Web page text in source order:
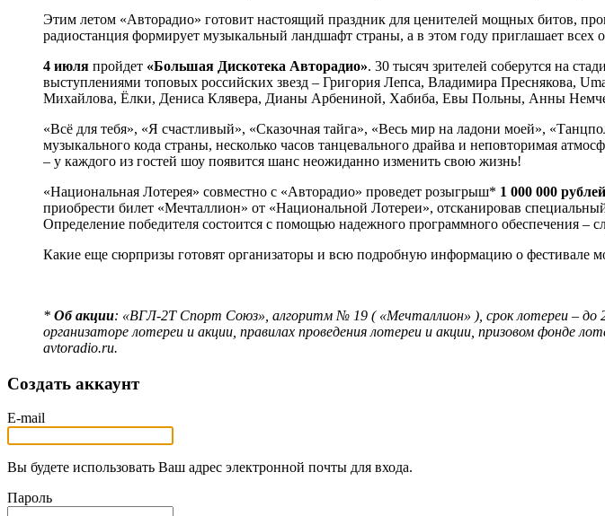
Этим летом «Авторадио» готовит настоящий праздник для ценителей мощных битов,
радиостанция формирует музыкальный ландшафт страны, а в этом году приглашает всех
4 июля пройдет «Большая Дискотека Авторадио». 30 тысяч зрителей соберутся на
выступлениями топовых российских звезд – Григория Лепса, Владимира Преснякова,
Михайлова, Ёлки, Дениса Клявера, Дианы Арбениной, Хабиба, Евы Польны, Анны
«Всё для тебя», «Я счастливый», «Сказочная тайга», «Весь мир на ладони моей»,
музыкального кода страны, несколько часов танцевального драйва и неповторимая
– у каждого из гостей шоу появится шанс неожиданно изменить свою жизнь!
«Национальная Лотерея» совместно с «Авторадио» проведет розыгрыш* 1 000 000 рублей
приобрести билет «Мечталлион» от «Национальной Лотереи», отсканировав
Определение победителя состоится с помощью надежного программного обеспечения
Какие еще сюрпризы готовят организаторы и всю подробную информацию о фестивале
* Об акции: «ВГЛ-2Т Спорт Союз», алгоритм № 19 ( «Мечталлион» ), срок лотереи – до
организаторе лотереи и акции, правилах проведения лотереи и акции, призовом фонде
avtoradio.ru.
Создать аккаунт
E-mail
Вы будете использовать Ваш адрес электронной почты для входа.
Пароль